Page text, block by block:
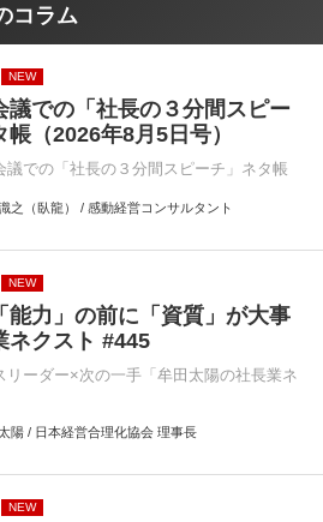
コラム
NEW
議での「社長の３分間スピー
帳（2026年8月5日号）
議での「社長の３分間スピーチ」ネタ帳
之（臥龍） / 感動経営コンサルタント
NEW
能力」の前に「資質」が大事
ネクスト #445
リーダー×次の一手「牟田太陽の社長業ネ
陽 / 日本経営合理化協会 理事長
NEW